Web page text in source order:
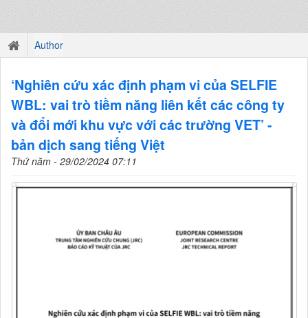
Author
‘Nghiên cứu xác định phạm vi của SELFIE
WBL: vai trò tiềm năng liên kết các công ty
và đổi mới khu vực với các trường VET’ -
bản dịch sang tiếng Việt
Thứ năm - 29/02/2024 07:11